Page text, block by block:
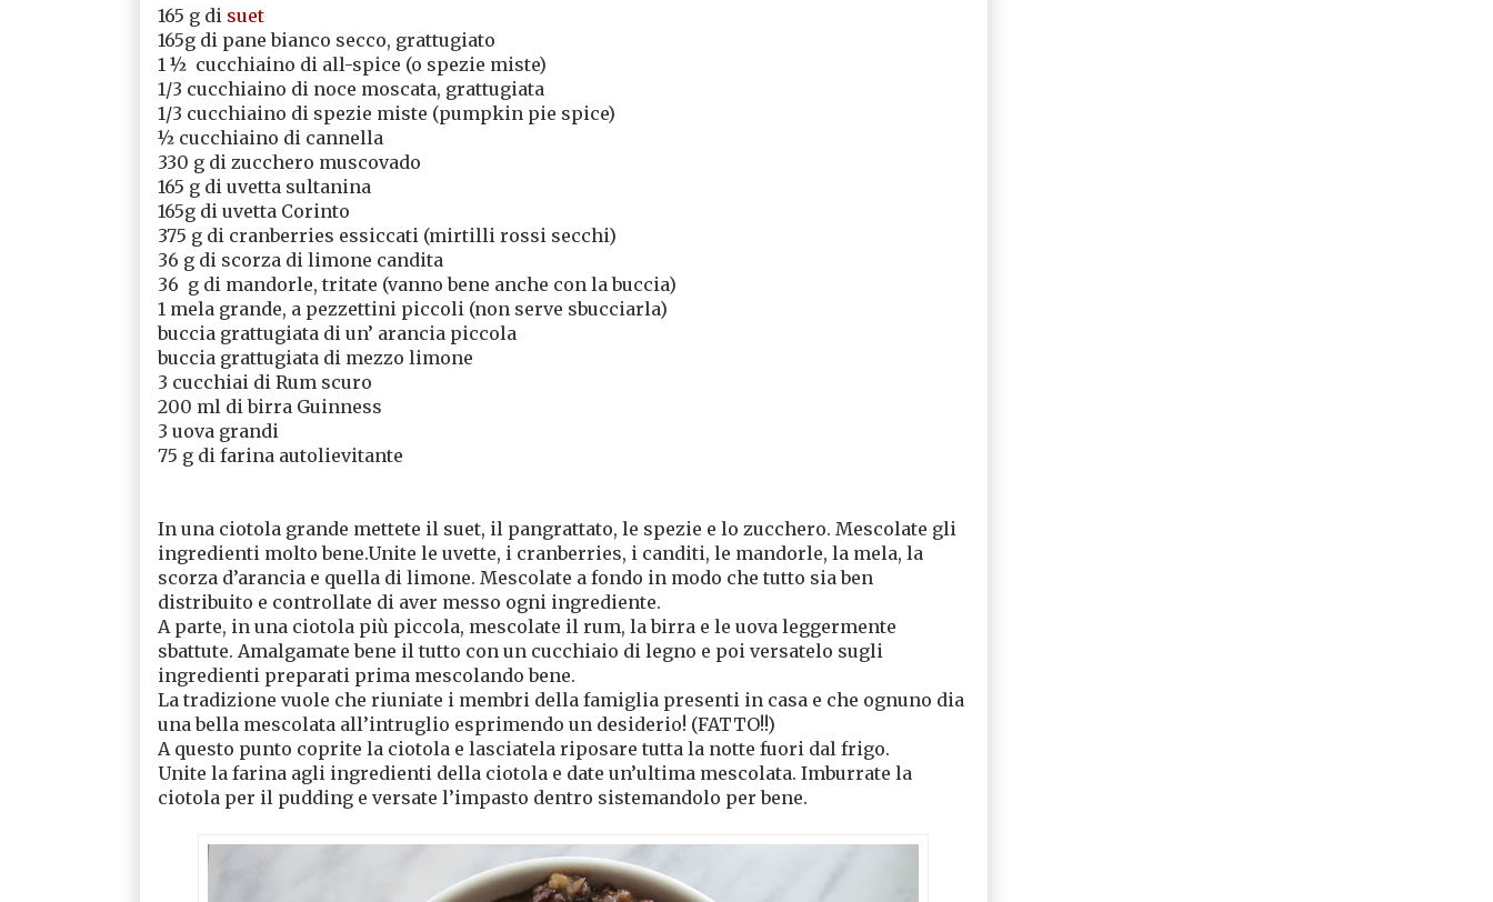
165 g di suet
165g di pane bianco secco, grattugiato
1 ½ cucchiaino di all-spice (o spezie miste)
1/3 cucchiaino di noce moscata, grattugiata
1/3 cucchiaino di spezie miste (pumpkin pie spice)
½ cucchiaino di cannella
330 g di zucchero muscovado
165 g di uvetta sultanina
165g di uvetta Corinto
375 g di cranberries essiccati (mirtilli rossi secchi)
36 g di scorza di limone candita
36 g di mandorle, tritate (vanno bene anche con la buccia)
1 mela grande, a pezzettini piccoli (non serve sbucciarla)
buccia grattugiata di un’ arancia piccola
buccia grattugiata di mezzo limone
3 cucchiai di Rum scuro
200 ml di birra Guinness
3 uova grandi
75 g di farina autolievitante
In una ciotola grande mettete il suet, il pangrattato, le spezie e lo zucchero. Mescolate gli
ingredienti molto bene.Unite le uvette, i cranberries, i canditi, le mandorle, la mela, la
scorza d’arancia e quella di limone. Mescolate a fondo in modo che tutto sia ben
distribuito e controllate di aver messo ogni ingrediente.
A parte, in una ciotola più piccola, mescolate il rum, la birra e le uova leggermente
sbattute. Amalgamate bene il tutto con un cucchiaio di legno e poi versatelo sugli
ingredienti preparati prima mescolando bene.
La tradizione vuole che riuniate i membri della famiglia presenti in casa e che ognuno dia
una bella mescolata all’intruglio esprimendo un desiderio! (FATTO!!)
A questo punto coprite la ciotola e lasciatela riposare tutta la notte fuori dal frigo.
Unite la farina agli ingredienti della ciotola e date un’ultima mescolata. Imburrate la
ciotola per il pudding e versate l’impasto dentro sistemandolo per bene.